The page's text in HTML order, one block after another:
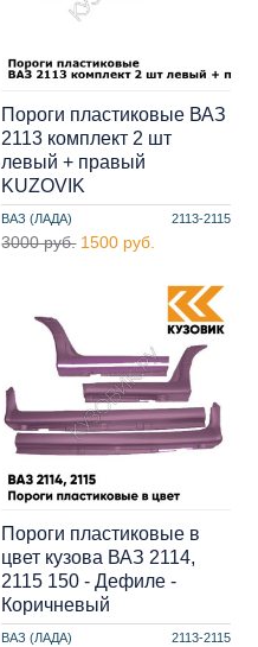
ВАЗ (ЛАДА) 2113-2115
Пороги пластиковые ВАЗ
2113 комплект 2 шт
левый + правый
KUZOVIK
3000 руб. 1500 руб.
ВАЗ (ЛАДА) 2113-2115
Пороги пластиковые в
цвет кузова ВАЗ 2114,
2115 150 - Дефиле -
Коричневый